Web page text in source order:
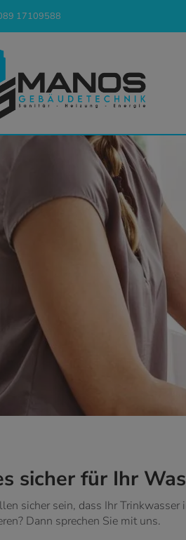
17109588
sicher für Ihr
sicher sein, dass Ihr
Dann sprechen Sie mit uns.